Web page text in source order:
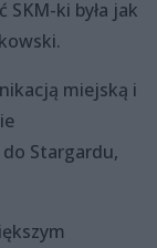
ki była jak
miejską i
Stargardu,